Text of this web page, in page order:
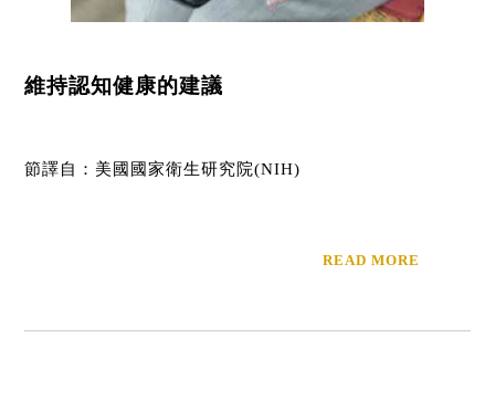
維持認知健康的建議
節譯自：美國國家衛生研究院(NIH)
READ MORE